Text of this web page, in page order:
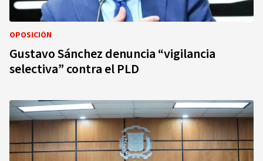
OPOSICIÓN
Gustavo Sánchez denuncia “vigilancia
selectiva” contra el PLD